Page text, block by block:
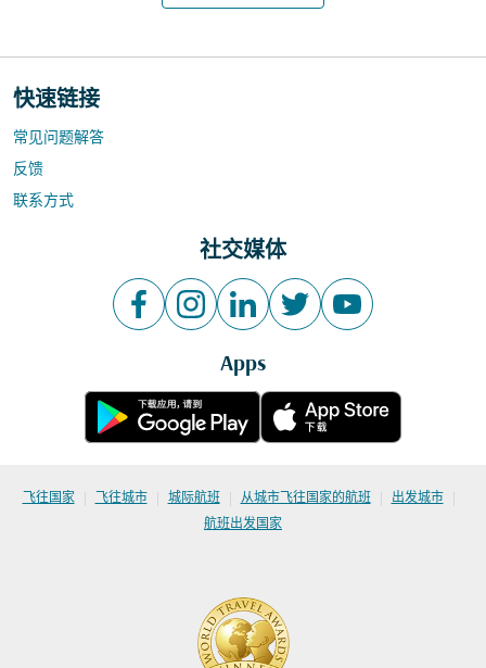
快速链接
常见问题解答
反馈
联系方式
社交媒体
Apps
飞往国家 | 飞往城市 | 城际航班 | 从城市飞往国家的航班 | 出发城市 |
航班出发国家